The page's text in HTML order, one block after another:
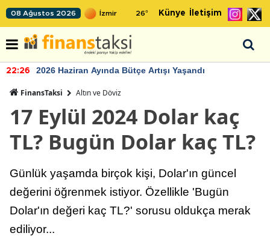
08 Ağustos 2026 26° Künye İletişim
22:26 2026 Haziran Ayında Bütçe Artışı Yaşandı
FinansTaksi Altın ve Döviz
17 Eylül 2024 Dolar kaç
TL? Bugün Dolar kaç TL?
Günlük yaşamda birçok kişi, Dolar'ın güncel
değerini öğrenmek istiyor. Özellikle 'Bugün
Dolar'ın değeri kaç TL?' sorusu oldukça merak
ediliyor...